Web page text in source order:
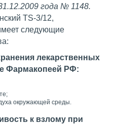
года № 1148.
TS-3/12,
следующие
лекарственных
Фармакопеей РФ:
окружающей среды.
к взлому при